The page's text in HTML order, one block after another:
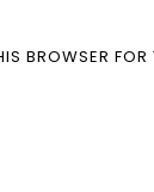
BROWSER